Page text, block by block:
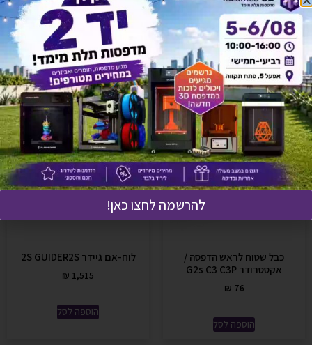
אולי יעניין אותך גם
כבל שטוח לראש הדפסה /
אקסטרודר G2s C3 C3P
₪ 76
הוספה לסל
לוח-אם גיידר 2S GUIDER2S
₪ 1,515
הוספה לסל
להרשמה לחצו כאן!